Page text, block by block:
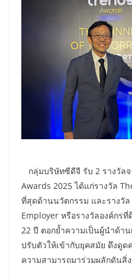
กลุ่มบริษัทซีดีจี รับ 2 รางวัล
Awards 2025 ได้แก่รางวัล
ที่สุดด้านนวัตกรรม และรางวั
Employer หรือรางวัลองค์กร
22 ปี ตอกย้ำความเป็นผู้นำด้า
ปรับตัวให้เข้ากับยุคสมัย ดึงดู
ความสามารถมาร่วมผลักดันสิ่